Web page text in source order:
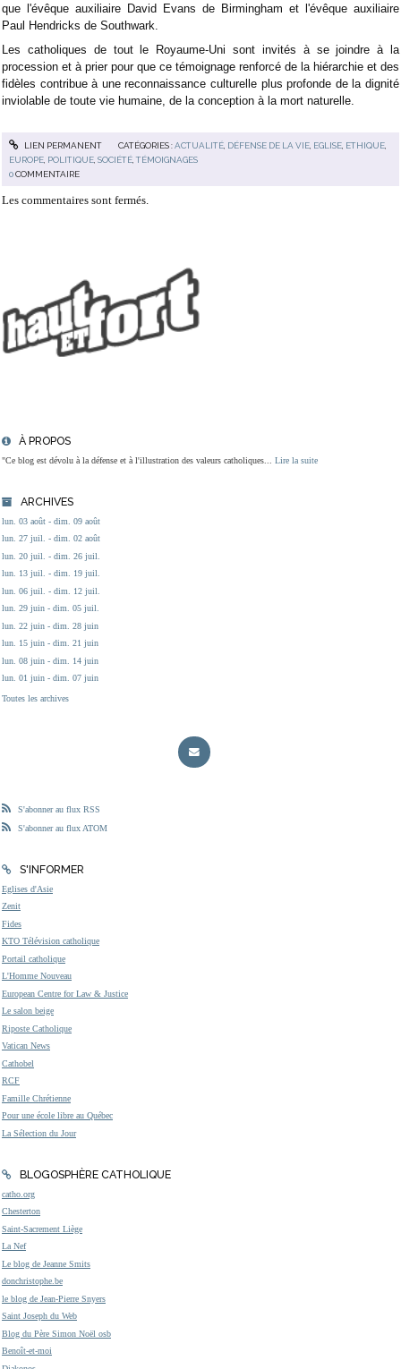
À PROPOS
"Ce blog est dévolu à la défense et à l'illustration des valeurs catholiques... Lire la suite
ARCHIVES
lun. 03 août - dim. 09 août
lun. 27 juil. - dim. 02 août
lun. 20 juil. - dim. 26 juil.
lun. 13 juil. - dim. 19 juil.
lun. 06 juil. - dim. 12 juil.
lun. 29 juin - dim. 05 juil.
lun. 22 juin - dim. 28 juin
lun. 15 juin - dim. 21 juin
lun. 08 juin - dim. 14 juin
lun. 01 juin - dim. 07 juin
Toutes les archives
S'abonner au flux RSS
S'abonner au flux ATOM
S'INFORMER
Eglises d'Asie
Zenit
Fides
KTO Télévision catholique
Portail catholique
L'Homme Nouveau
European Centre for Law & Justice
Le salon beige
Riposte Catholique
Vatican News
Cathobel
RCF
Famille Chrétienne
Pour une école libre au Québec
La Sélection du Jour
BLOGOSPHÈRE CATHOLIQUE
catho.org
Chesterton
Saint-Sacrement Liège
La Nef
Le blog de Jeanne Smits
donchristophe.be
le blog de Jean-Pierre Snyers
Saint Joseph du Web
Blog du Père Simon Noël osb
Benoît-et-moi
que l'évêque auxiliaire David Evans de Birmingham et l'évêque auxiliaire
Paul Hendricks de Southwark.
Les catholiques de tout le Royaume-Uni sont invités à se joindre à la
procession et à prier pour que ce témoignage renforcé de la hiérarchie et des
fidèles contribue à une reconnaissance culturelle plus profonde de la dignité
inviolable de toute vie humaine, de la conception à la mort naturelle.
LIEN PERMANENT CATÉGORIES :ACTUALITÉ, DÉFENSE DE LA VIE, EGLISE, ETHIQUE,
EUROPE POLITIQUE ,SOCIÉTÉ ,TÉMOIGNAGES
0COMMENTAIRE
Les commentaires sont fermés.